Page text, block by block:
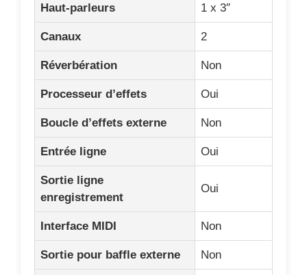
Haut-parleurs 1 x 3″
Canaux 2
Réverbération Non
Processeur d’effets Oui
Boucle d’effets externe Non
Entrée ligne Oui
Sortie ligne
enregistrement
Oui
Interface MIDI Non
Sortie pour baffle externe Non